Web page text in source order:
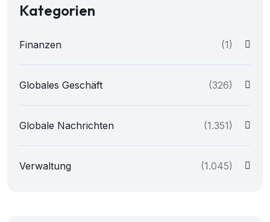
Kategorien
Finanzen (1)
Globales Geschäft (326)
Globale Nachrichten (1.351)
Verwaltung (1.045)